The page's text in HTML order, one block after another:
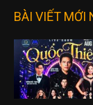
BÀI VIẾT MỚI